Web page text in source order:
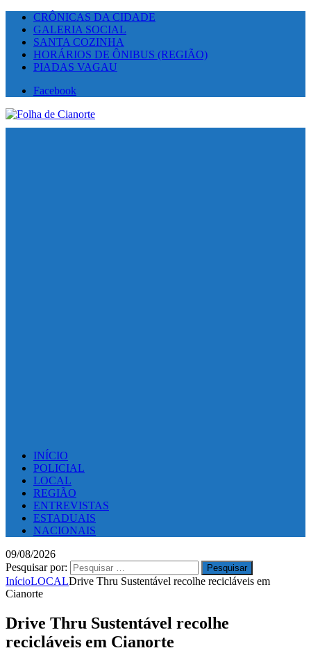
CRÔNICAS DA CIDADE
GALERIA SOCIAL
SANTA COZINHA
HORÁRIOS DE ÔNIBUS (REGIÃO)
PIADAS VAGAU
Facebook
INÍCIO
POLICIAL
LOCAL
REGIÃO
ENTREVISTAS
ESTADUAIS
NACIONAIS
09/08/2026
Pesquisar por:
InícioLOCALDrive Thru Sustentável recolhe recicláveis em
Cianorte
Drive Thru Sustentável recolhe
recicláveis em Cianorte